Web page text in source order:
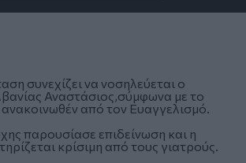
συνεχίζει να νοσηλεύεται ο
Αναστάσιος,σύμφωνα με το
ανακοινωθέν από τον Ευαγγελισμό.
παρουσίασε επιδείνωση και η
κρίσιμη από τους γιατρούς.